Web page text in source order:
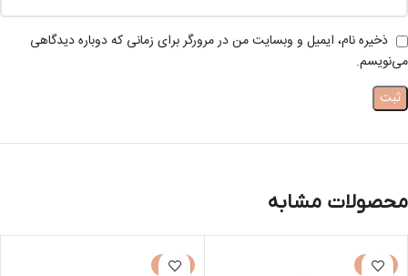
ذخیره نام، ایمیل و وبسایت من در مرورگر برای زمانی که دوباره دیدگاهی
می‌نویسم.
محصولات مشابه
-50%
-30%